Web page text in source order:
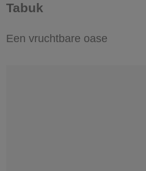
Tabuk
Een vruchtbare oase